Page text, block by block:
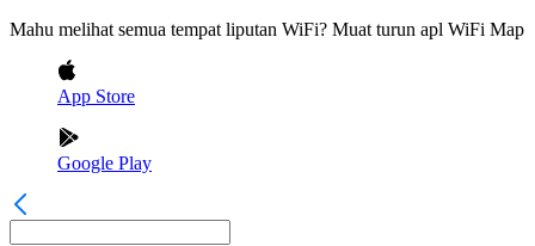
Mahu melihat semua tempat liputan WiFi? Muat turun apl WiFi Map
App Store
Google Play